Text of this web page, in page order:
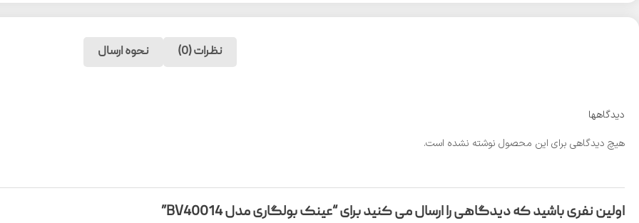
نظرات (0) نحوه ارسال
دیدگاهها
هیچ دیدگاهی برای این محصول نوشته نشده است.
اولین نفری باشید که دیدگاهی را ارسال می کنید برای “عینک بولگاری مدل BV40014”